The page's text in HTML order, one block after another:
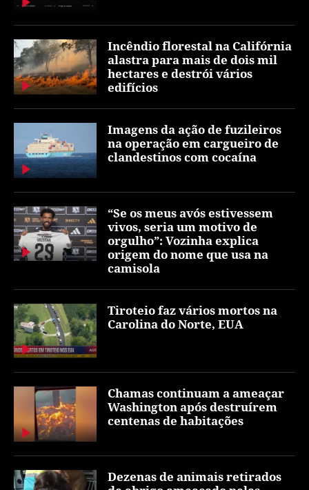
Incêndio florestal na Califórnia
alastra para mais de dois mil
hectares e destrói vários
edifícios
Imagens da ação de fuzileiros
na operação em cargueiro de
clandestinos com cocaína
“Se os meus avós estivessem
vivos, seria um motivo de
orgulho”: Vozinha explica
origem do nome que usa na
camisola
Tiroteio faz vários mortos na
Carolina do Norte, EUA
Chamas continuam a ameaçar
Washington após destruírem
centenas de habitações
Dezenas de animais retirados